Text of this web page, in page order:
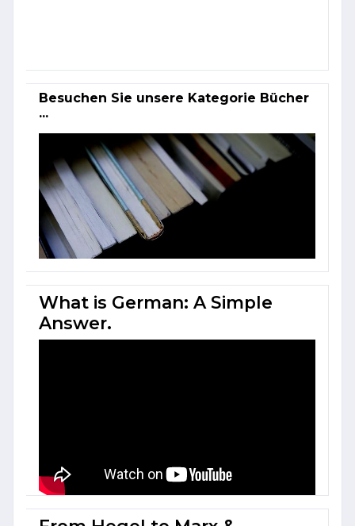
Besuchen Sie unsere Kategorie Bücher
...
What is German: A Simple
Answer.